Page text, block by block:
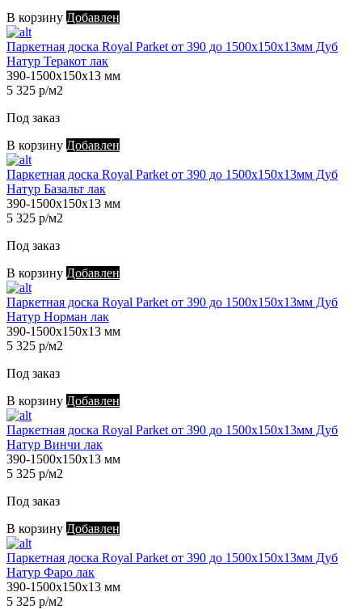
В корзину Добавлен
Паркетная доска Royal Parket от 390 до 1500х150х13мм Дуб
Натур Теракот лак
390-1500х150х13 мм
5 325 р/м2
Под заказ
В корзину Добавлен
Паркетная доска Royal Parket от 390 до 1500х150х13мм Дуб
Натур Базальт лак
390-1500х150х13 мм
5 325 р/м2
Под заказ
В корзину Добавлен
Паркетная доска Royal Parket от 390 до 1500х150х13мм Дуб
Натур Норман лак
390-1500х150х13 мм
5 325 р/м2
Под заказ
В корзину Добавлен
Паркетная доска Royal Parket от 390 до 1500х150х13мм Дуб
Натур Винчи лак
390-1500х150х13 мм
5 325 р/м2
Под заказ
В корзину Добавлен
Паркетная доска Royal Parket от 390 до 1500х150х13мм Дуб
Натур Фаро лак
390-1500х150х13 мм
5 325 р/м2